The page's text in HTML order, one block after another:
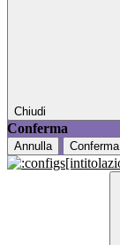
Chiudi
Conferma
Annulla Conferma